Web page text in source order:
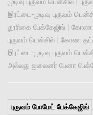
இரட்டை-முடிவு புருவம்
தூரிகை பேக்கேஜிங்
கோண
புருவம் பென்சில்
கோண
இரட்டை-முடிவு புருவம்
அல்லது ஐலைனர் பேனா
புருவம் போமேட் பேக்கேஜிங்